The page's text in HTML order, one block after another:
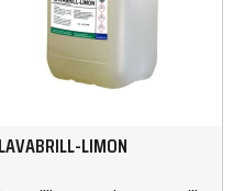
LAVABRILL-LIMON